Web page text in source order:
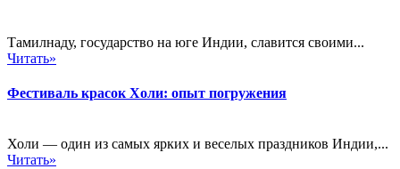
Тамилнаду, государство на юге Индии, славится своими...
Читать»
Фестиваль красок Холи: опыт погружения
Холи — один из самых ярких и веселых праздников Индии,...
Читать»